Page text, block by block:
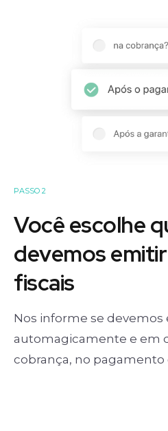
PASSO 2
Você escolhe
devemos
fiscais
Nos informe se devemos
automagicamente e em
cobrança, no pagamento